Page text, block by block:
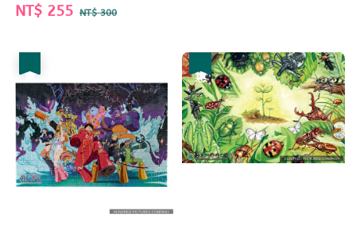
Sale
NT$ 255 Regular
NT$ 300